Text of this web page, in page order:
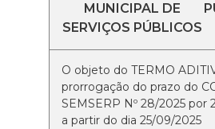
MUNICIPAL DE
SERVIÇOS PÚBLICOS
O objeto do TERMO
prorrogação do prazo do
SEMSERP Nº 28/2025 por
a partir do dia 25/09/2025